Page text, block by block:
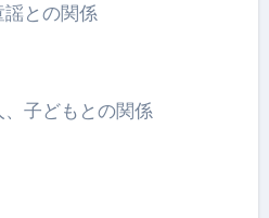
との関係
子どもとの関係